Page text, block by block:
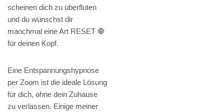
scheinen dich zu überfluten
und du wünschst dir
manchmal eine Art RESET 🛑
für deinen Kopf.
Eine Entspannungshypnose
per Zoom ist die ideale Lösung
für dich, ohne dein Zuhause
zu verlassen. Einige meiner